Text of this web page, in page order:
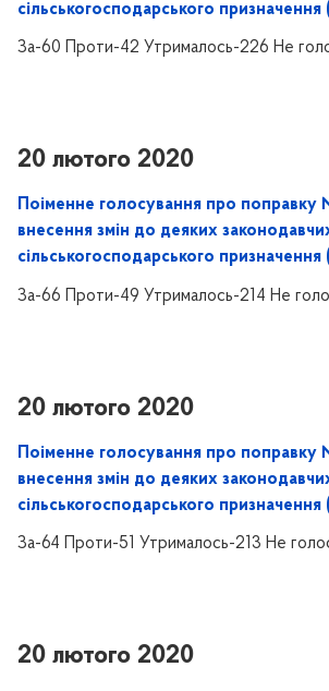
сільськогосподарського
За-60 Проти-42 Утрималось-226 Не
20 лютого 2020
Поіменне голосування про
внесення змін до деяких
сільськогосподарського
За-66 Проти-49 Утрималось-214 Не
20 лютого 2020
Поіменне голосування про
внесення змін до деяких
сільськогосподарського
За-64 Проти-51 Утрималось-213 Не
20 лютого 2020